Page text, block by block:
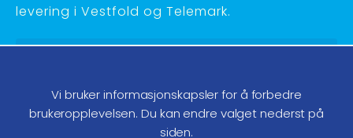
levering i Vestfold og Telemark.
Telefon:
35 58 48 70
ordre@matkammeret.no
Vi bruker informasjonskapsler for å forbedre
brukeropplevelsen. Du kan endre valget nederst på
siden.